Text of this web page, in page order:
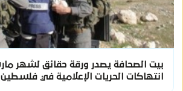
انتهاكات الحريات الإعلامية في فلسطين